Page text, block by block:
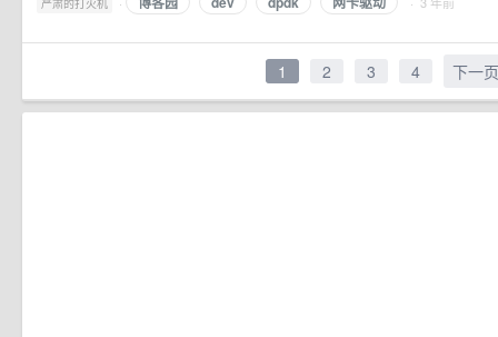
严肃的打火机
1 2 3 4 下一页